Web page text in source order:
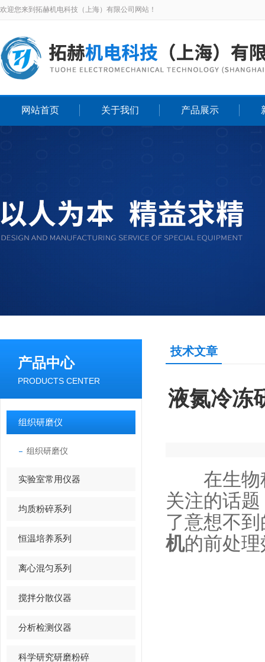
欢迎您来到拓赫机电科技（上海）有限公司网站！
网站首页 关于我们 产品展示
产品中心
PRODUCTS CENTER
组织研磨仪
组织研磨仪
实验室常用仪器
均质粉碎系列
恒温培养系列
离心混匀系列
搅拌分散仪器
分析检测仪器
科学研究研磨粉碎
技术文章
液氮冷冻
在生物科
关注的话
了意想不
机的前处